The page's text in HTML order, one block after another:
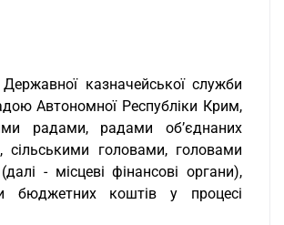
казначейської служби
Автономної Республіки Крим,
радами, радами об’єднаних
головами, головами
- місцеві фінансові органи),
бюджетних коштів у процесі